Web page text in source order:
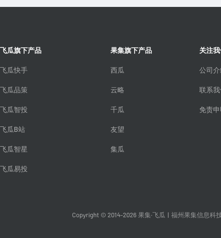
飞瓜旗下产品
飞瓜快手
飞瓜品策
飞瓜智投
飞瓜B站
飞瓜智星
飞瓜易投
果集旗下产品
西瓜
云略
千瓜
友望
集瓜
关注
公司
联系
免责
Copyright © 2014-2026 果集·飞瓜 福州果集信息科